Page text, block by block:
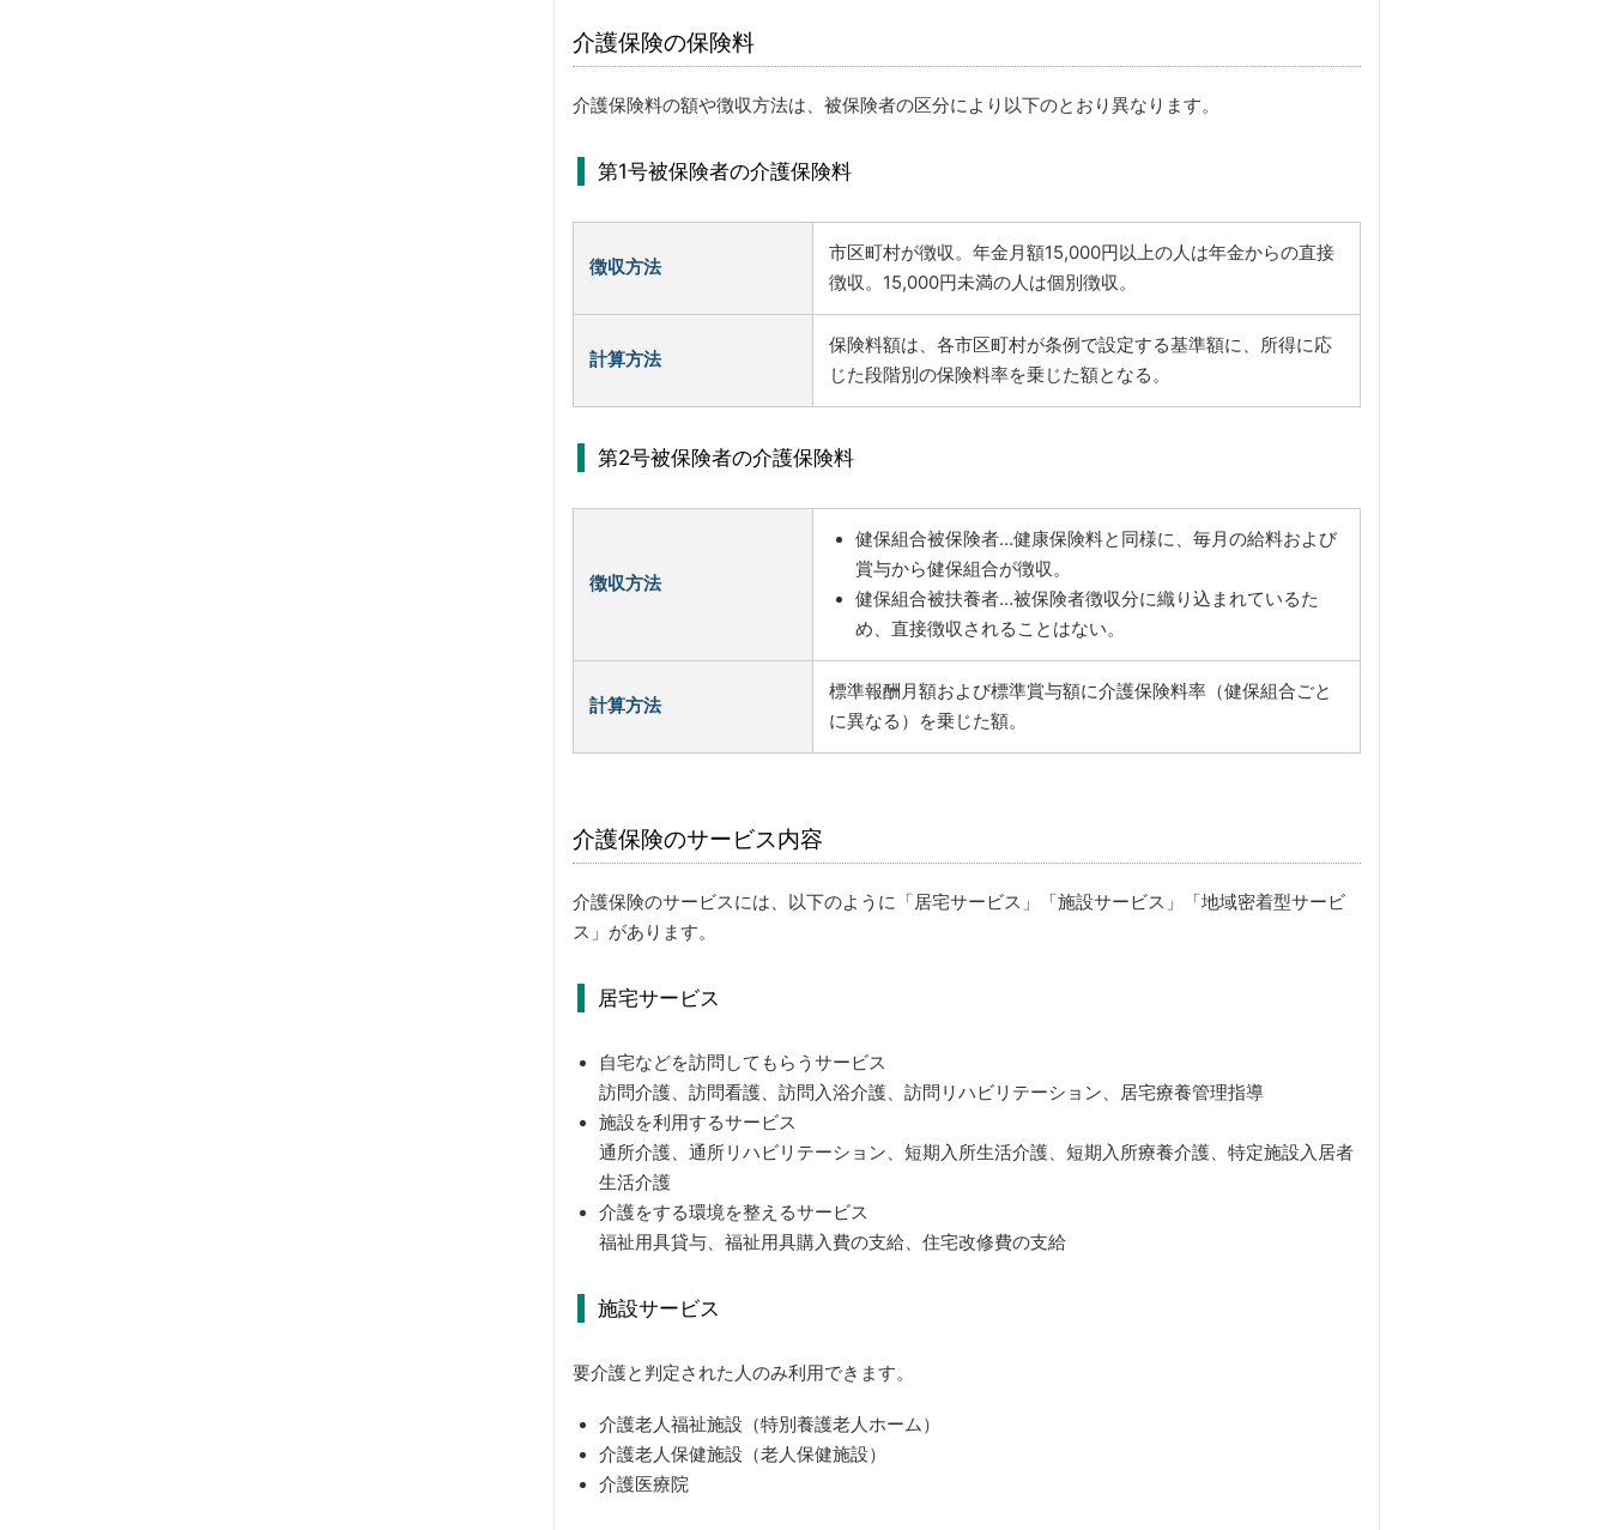
介護保険の保険料
介護保険料の額や徴収方法は、被保険者の区分により以下のとおり異なります。
第1号被保険者の介護保険料
徴収方法
市区町村が徴収。年金月額15,000円以上の人は年金からの直接
徴収。15,000円未満の人は個別徴収。
計算方法
保険料額は、各市区町村が条例で設定する基準額に、所得に応
じた段階別の保険料率を乗じた額となる。
第2号被保険者の介護保険料
徴収方法
健保組合被保険者…健康保険料と同様に、毎月の給料および
賞与から健保組合が徴収。
健保組合被扶養者…被保険者徴収分に織り込まれているた
め、直接徴収されることはない。
計算方法
標準報酬月額および標準賞与額に介護保険料率（健保組合ごと
に異なる）を乗じた額。
介護保険のサービス内容
介護保険のサービスには、以下のように「居宅サービス」「施設サービス」「地域密着型サービ
ス」があります。
居宅サービス
自宅などを訪問してもらうサービス
訪問介護、訪問看護、訪問入浴介護、訪問リハビリテーション、居宅療養管理指導
施設を利用するサービス
通所介護、通所リハビリテーション、短期入所生活介護、短期入所療養介護、特定施設入居者
生活介護
介護をする環境を整えるサービス
福祉用具貸与、福祉用具購入費の支給、住宅改修費の支給
施設サービス
要介護と判定された人のみ利用できます。
介護老人福祉施設（特別養護老人ホーム）
介護老人保健施設（老人保健施設）
介護医療院